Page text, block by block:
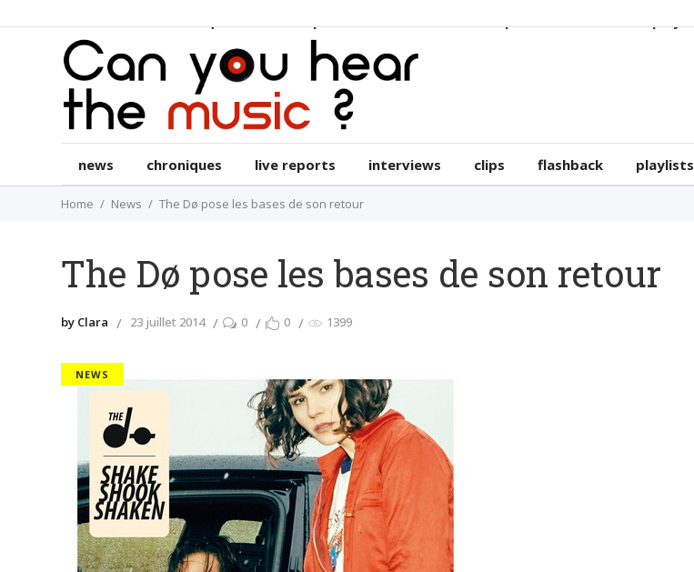
news chroniques live reports interviews clips flashback playlists
Home News The Dø pose les bases de son retour
The Dø pose les bases de son retour
by Clara 23 juillet 2014 0 0 1399
NEWS